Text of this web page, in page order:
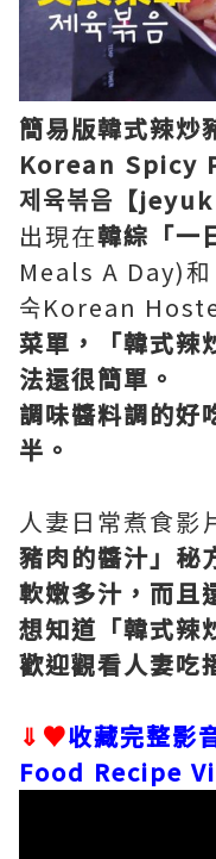
簡易版韓式辣炒
Korean Spicy
제육볶음【
出現在韓綜「一
Meals A Day)和
숙Korean
菜單，「韓式辣
法還很簡單。
調味醬料調的好
半。
人妻日常煮食影
豬肉的醬汁」秘
軟嫩多汁，而且
想知道「韓式辣
歡迎觀看人妻吃
⇓♥收藏完整
Food Recipe